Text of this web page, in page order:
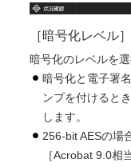
［暗号化レベル］
暗号化のレベルを選
暗号化と電子署
ンプを付けると
します。
256-bit AESの場
［Acrobat 9.0相